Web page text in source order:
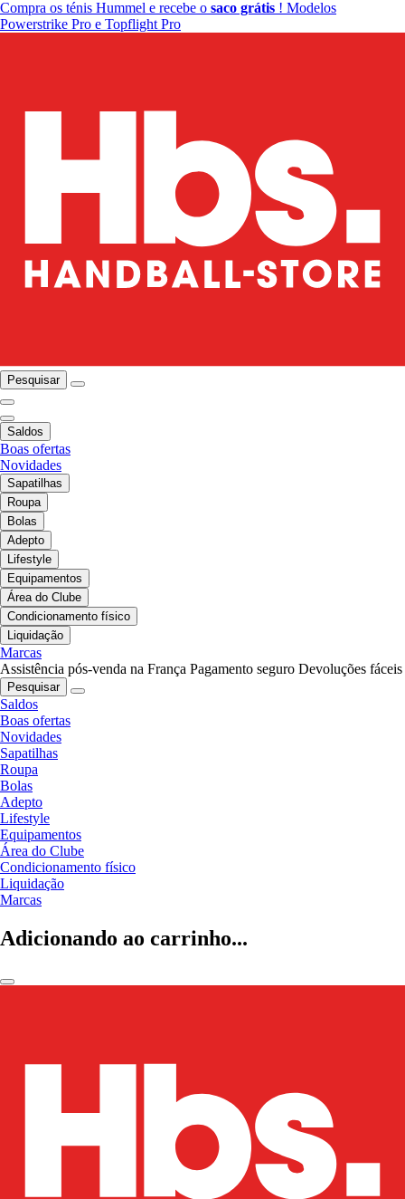
Compra os ténis Hummel e recebe o saco grátis ! Modelos
Powerstrike Pro e Topflight Pro
Pesquisar
Saldos
Boas ofertas
Novidades
Sapatilhas
Roupa
Bolas
Adepto
Lifestyle
Equipamentos
Área do Clube
Condicionamento físico
Liquidação
Marcas
Assistência pós-venda na França Pagamento seguro Devoluções fáceis
Pesquisar
Saldos
Boas ofertas
Novidades
Sapatilhas
Roupa
Bolas
Adepto
Lifestyle
Equipamentos
Área do Clube
Condicionamento físico
Liquidação
Marcas
Adicionando ao carrinho...